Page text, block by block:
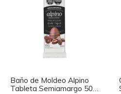
Baño de Moldeo Alpino
Tableta Semiamargo 500